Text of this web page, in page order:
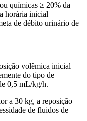
químicas ≥ 20% da
horária inicial
de débito urinário de
volêmica inicial
do tipo de
0,5 mL/kg/h.
a 30 kg, a reposição
de fluidos de